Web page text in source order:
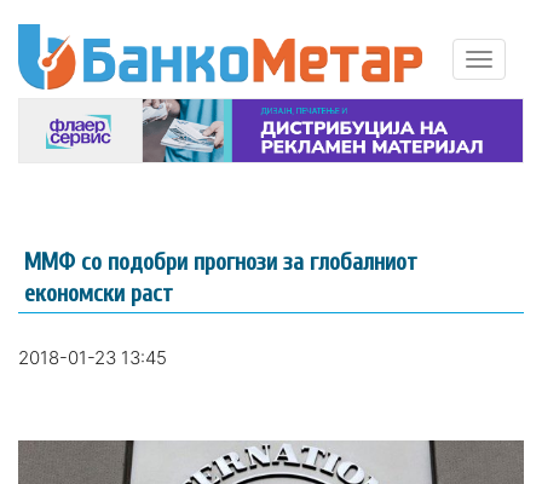
ММФ со подобри прогнози за глобалниот
економски раст
2018-01-23 13:45